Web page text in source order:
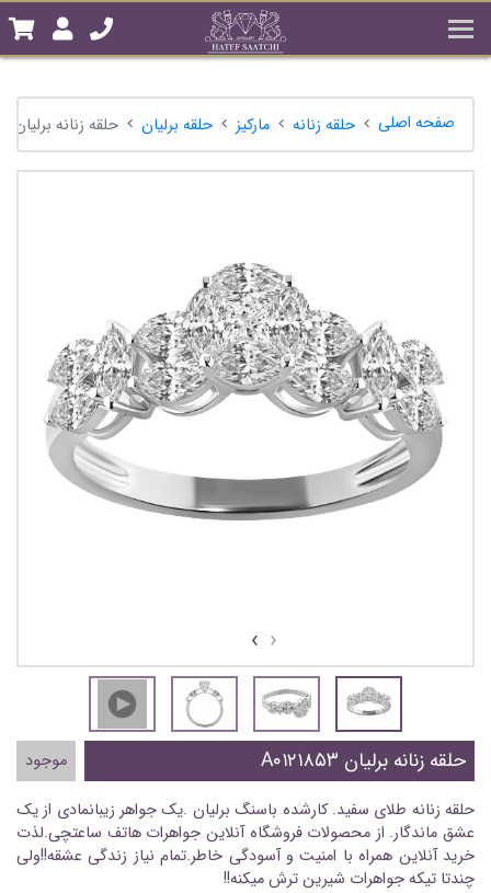
صفحه اصلی حلقه زنانه مارکیز حلقه برلیان حلقه زنانه برلیان A0121853
‹
›
حلقه زنانه برلیان A۰۱۲۱۸۵۳
موجود
حلقه زنانه طلای سفید. کارشده باسنگ برلیان .یک جواهر زیبانمادی از یک
عشق ماندگار. از محصولات فروشگاه آنلاین جواهرات هاتف ساعتچی.لذت
خرید آنلاین همراه با امنیت و آسودگی خاطر.تمام نیاز زندگی عشقه!!ولی
چندتا تیکه جواهرات شیرین ترش میکنه!!